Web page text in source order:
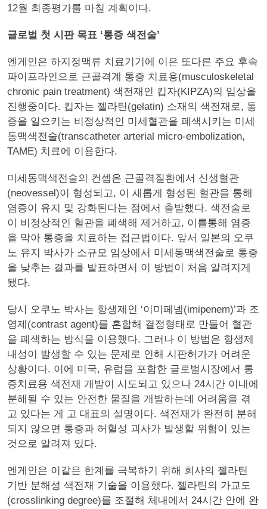
12월 최종평가를 마칠 계획이다.
글로벌 첫 시판 목표 ‘통증 색전술’
엔게인은 하지정맥류 치료기기에 이은 또다른 주요 후속
파이프라인으로 근골격계 통증 치료용(musculoskeletal
chronic pain treatment) 색전재인 킵자(KIPZA)의 임상을
진행중이다. 킵자는 젤라틴(gelatin) 소재의 색전재로, 통
증을 일으키는 비정상적인 미세혈관을 폐색시키는 미세
동맥색전술(transcatheter arterial micro-embolization,
TAME) 치료에 이용한다.
미세동맥색전술의 컨셉은 근골격질환에서 신생혈관
(neovessel)이 형성되고, 이 새롭게 형성된 혈관을 통해
염증이 유지 및 강화된다는 점에서 출발했다. 색전술로
이 비정상적인 혈관을 폐색해 제거하고, 이를통해 염증
을 막아 통증을 치료하는 접근법이다. 앞서 일본의 오쿠
노 유지 박사가 소규모 임상에서 미세동맥색전술로 통증
을 낮추는 결과를 발표하면서 이 방법이 처음 알려지게
됐다.
당시 오쿠노 박사는 항생제인 ‘이미페넴(imipenem)’과 조
영제(contrast agent)를 혼합해 결정형태로 만들어 혈관
을 폐색하는 방식을 이용했다. 그러나 이 방법은 항생제
내성이 발생할 수 있는 문제로 인해 시판허가가 어려운
상황이다. 이에 미국, 유럽을 포함한 글로벌시장에서 통
증치료용 색전재 개발이 시도되고 있으나 24시간 이내에
분해될 수 있는 안전한 물질을 개발하는데 어려움을 겪
고 있다는 게 고 대표의 설명이다. 색전재가 완전히 분해
되지 않으면 통증과 허혈성 괴사가 발생할 위험이 있는
것으로 알려져 있다.
엔게인은 이같은 한계를 극복하기 위해 회사의 젤라틴
기반 분해성 색전재 기술을 이용했다. 젤라틴의 가교도
(crosslinking degree)를 조절해 체내에서 24시간 안에 완